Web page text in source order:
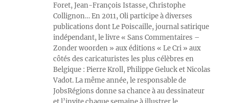
Foret, Jean-François Istasse, Christophe
Collignon… En 2011, Oli participe à diverses
publications dont Le Poiscaille, journal satirique
indépendant, le livre « Sans Commentaires –
Zonder woorden » aux éditions « Le Cri » aux
côtés des caricaturistes les plus célèbres en
Belgique : Pierre Kroll, Philippe Geluck et Nicolas
Vadot. La même année, le responsable de
JobsRégions donne sa chance à au dessinateur